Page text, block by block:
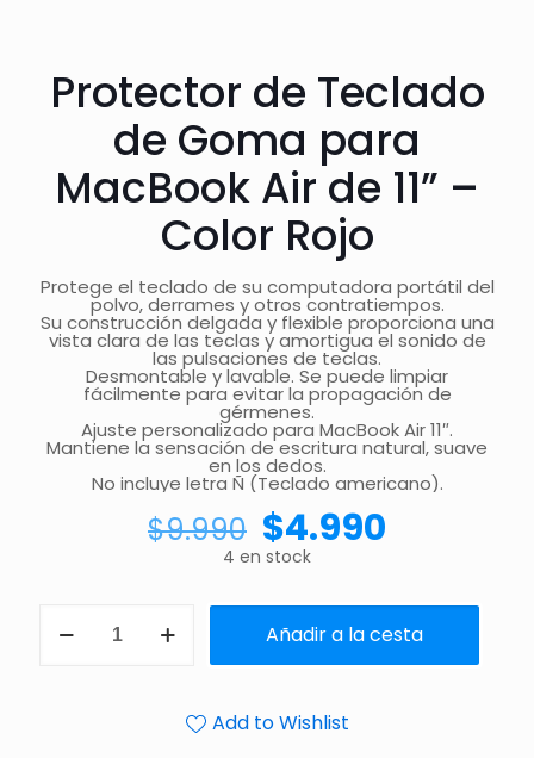
Protector de Teclado
de Goma para
MacBook Air de 11” –
Color Rojo
Protege el teclado de su computadora portátil del
polvo, derrames y otros contratiempos.
Su construcción delgada y flexible proporciona una
vista clara de las teclas y amortigua el sonido de
las pulsaciones de teclas.
Desmontable y lavable. Se puede limpiar
fácilmente para evitar la propagación de
gérmenes.
Ajuste personalizado para MacBook Air 11″.
Mantiene la sensación de escritura natural, suave
en los dedos.
No incluye letra Ñ (Teclado americano).
$9.990 $4.990
4 en stock
Añadir a la cesta
Add to Wishlist